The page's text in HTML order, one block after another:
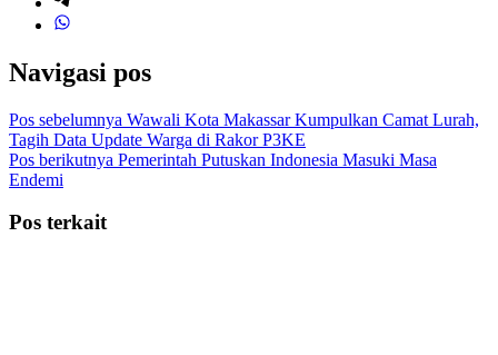
Navigasi pos
Pos sebelumnya Wawali Kota Makassar Kumpulkan Camat Lurah,
Tagih Data Update Warga di Rakor P3KE
Pos berikutnya Pemerintah Putuskan Indonesia Masuki Masa
Endemi
Pos terkait